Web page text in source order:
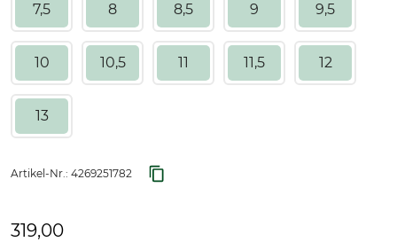
7,5 8 8,5 9 9,5
10 10,5 11 11,5 12
13
Artikel-Nr.: 4269251782
319,00